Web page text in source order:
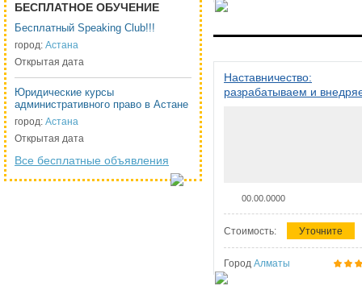
БЕСПЛАТНОЕ ОБУЧЕНИЕ
Бесплатный Speaking Club!!!
город: Астана
Открытая дата
Юридические курсы
административного право в Астане
город: Астана
Открытая дата
Все бесплатные объявления
Наставничество:
разрабатываем и
00.00.0000
Стоимость: Уточните
Город Алматы